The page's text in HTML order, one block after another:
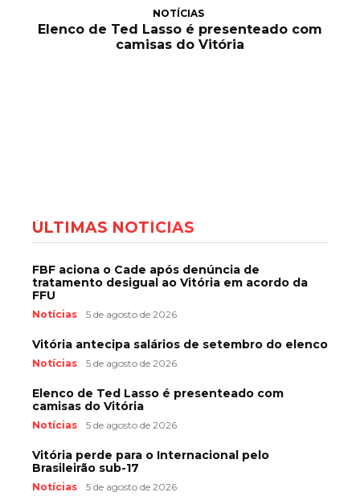
NOTÍCIAS
Elenco de Ted Lasso é presenteado com
camisas do Vitória
ÚLTIMAS NOTÍCIAS
FBF aciona o Cade após denúncia de
tratamento desigual ao Vitória em acordo da
FFU
Notícias 5 de agosto de 2026
Vitória antecipa salários de setembro do elenco
Notícias 5 de agosto de 2026
Elenco de Ted Lasso é presenteado com
camisas do Vitória
Notícias 5 de agosto de 2026
Vitória perde para o Internacional pelo
Brasileirão sub-17
Notícias 5 de agosto de 2026